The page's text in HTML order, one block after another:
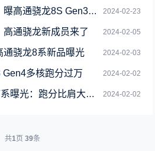
2024-02-23
通骁龙8S Gen3三月登场
2024-02-05
高通骁龙新成员来了
2024-02-03
通骁龙8系新品曝光
2024-02-02
多核跑分过万
2024-02-02
跑分比肩大哥骁龙8 Gen2
共1页 39条